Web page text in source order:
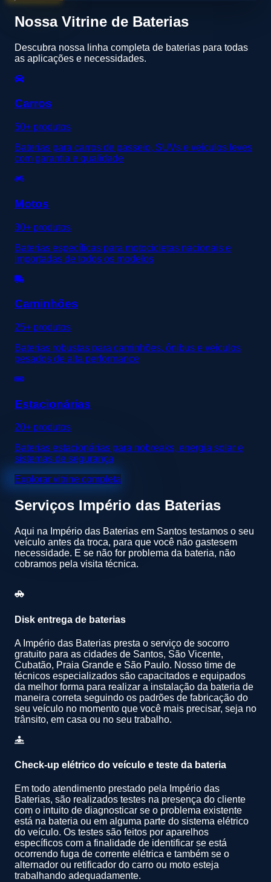
Nossa Vitrine de Baterias
Descubra nossa linha completa de baterias para todas
as aplicações e necessidades.
Carros
50+ produtos
Baterias para carros de passeio, SUVs e veículos leves
com garantia e qualidade
Motos
30+ produtos
Baterias específicas para motocicletas nacionais e
importadas de todos os modelos
Caminhões
25+ produtos
Baterias robustas para caminhões, ônibus e veículos
pesados de alta performance
Estacionárias
20+ produtos
Baterias estacionárias para nobreaks, energia solar e
sistemas de segurança
Explorar vitrine completa
Serviços Império das Baterias
Aqui na Império das Baterias em Santos testamos o seu
veículo antes da troca, para que você não gastesem
necessidade. E se não for problema da bateria, não
cobramos pela visita técnica.
Disk entrega de baterias
A Império das Baterias presta o serviço de socorro
gratuito para as cidades de Santos, São Vicente,
Cubatão, Praia Grande e São Paulo. Nosso time de
técnicos especializados são capacitados e equipados
da melhor forma para realizar a instalação da bateria de
maneira correta seguindo os padrões de fabricação do
seu veículo no momento que você mais precisar, seja no
trânsito, em casa ou no seu trabalho.
Check-up elétrico do veículo e teste da bateria
Em todo atendimento prestado pela Império das
Baterias, são realizados testes na presença do cliente
com o intuito de diagnosticar se o problema existente
está na bateria ou em alguma parte do sistema elétrico
do veículo. Os testes são feitos por aparelhos
específicos com a finalidade de identificar se está
ocorrendo fuga de corrente elétrica e também se o
alternador ou retificador do carro ou moto esteja
trabalhando adequadamente.